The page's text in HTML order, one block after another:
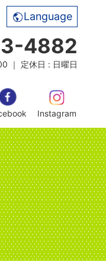
Language
4882
｜ 定休日 : 日曜日
Instagram